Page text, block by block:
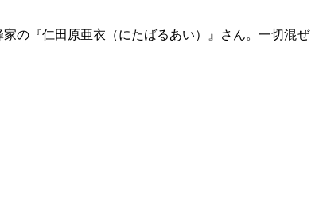
の『仁田原亜衣（にたばるあい）』さん。一切混ぜ